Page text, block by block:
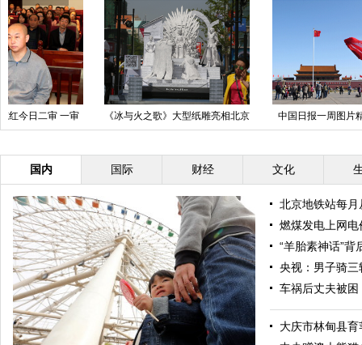
中国日报一周图片精选：4月11
日-17日
2015中国国际照相机械影像器材
与技术博览会在京开幕
国内 国际 财经 文化
北京地铁站每
燃煤发电上网
“羊胎素神话”背
央视：男子骑
车祸后丈夫被
大庆市林甸县